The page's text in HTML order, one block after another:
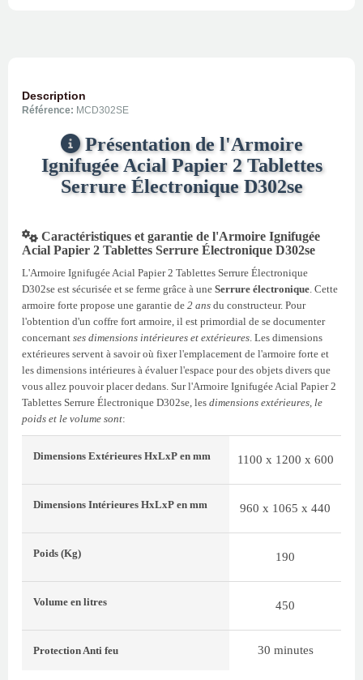
Description
Référence: MCD302SE
Présentation de l'Armoire
Ignifugée Acial Papier 2 Tablettes
Serrure Électronique D302se
Caractéristiques et garantie de l'Armoire Ignifugée
Acial Papier 2 Tablettes Serrure Électronique D302se
L'Armoire Ignifugée Acial Papier 2 Tablettes Serrure Électronique
D302se est sécurisée et se ferme grâce à une Serrure électronique. Cette
armoire forte propose une garantie de 2 ans du constructeur. Pour
l'obtention d'un coffre fort armoire, il est primordial de se documenter
concernant ses dimensions intérieures et extérieures. Les dimensions
extérieures servent à savoir où fixer l'emplacement de l'armoire forte et
les dimensions intérieures à évaluer l'espace pour des objets divers que
vous allez pouvoir placer dedans. Sur l'Armoire Ignifugée Acial Papier 2
Tablettes Serrure Électronique D302se, les dimensions extérieures, le
poids et le volume sont:
Dimensions Extérieures HxLxP en mm 1100 x 1200 x 600
Dimensions Intérieures HxLxP en mm 960 x 1065 x 440
Poids (Kg) 190
Volume en litres 450
Protection Anti feu 30 minutes